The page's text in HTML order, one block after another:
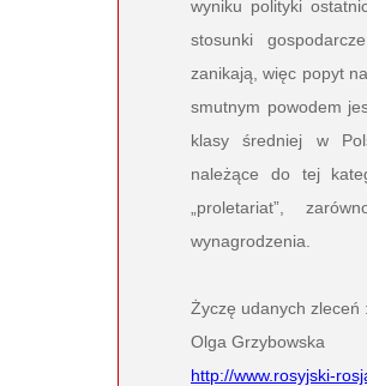
wyniku polityki
stosunki
zanikają, więc popyt
smutnym powodem
klasy średniej w
należące do tej
„proletariat”,
wynagrodzenia.
Życzę udanych zleceń
Olga Grzybowska
http://www.rosyjski-